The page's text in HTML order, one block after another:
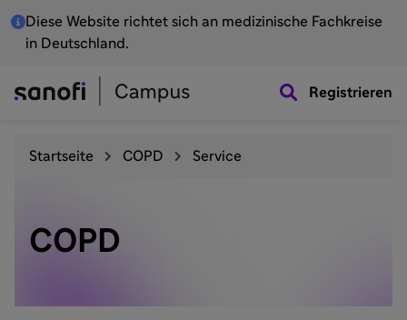
Diese Website richtet sich an medizinische Fachkreise
in Deutschland.
Registrieren
Startseite COPD Service
COPD